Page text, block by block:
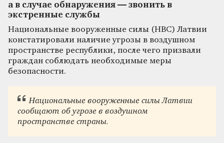
а в случае обнаружения — звонить в
экстренные службы
Национальные вооруженные силы (НВС) Латвии
констатировали наличие угрозы в воздушном
пространстве республики, после чего призвали
граждан соблюдать необходимые меры
безопасности.
Национальные вооруженные силы Латвии
сообщают об угрозе в воздушном
пространстве страны.